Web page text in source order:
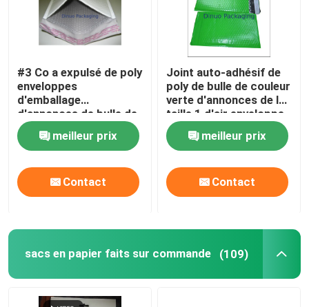
#3 Co a expulsé de poly
enveloppes
d'emballage
d'annonces de bulle de
film/enveloppe de bulle
meilleur prix
Contact
Joint auto-adhésif de
poly de bulle de couleur
verte d'annonces de la
taille 1 d'air enveloppe
de bulle
meilleur prix
Contact
sacs en papier faits sur commande (109)